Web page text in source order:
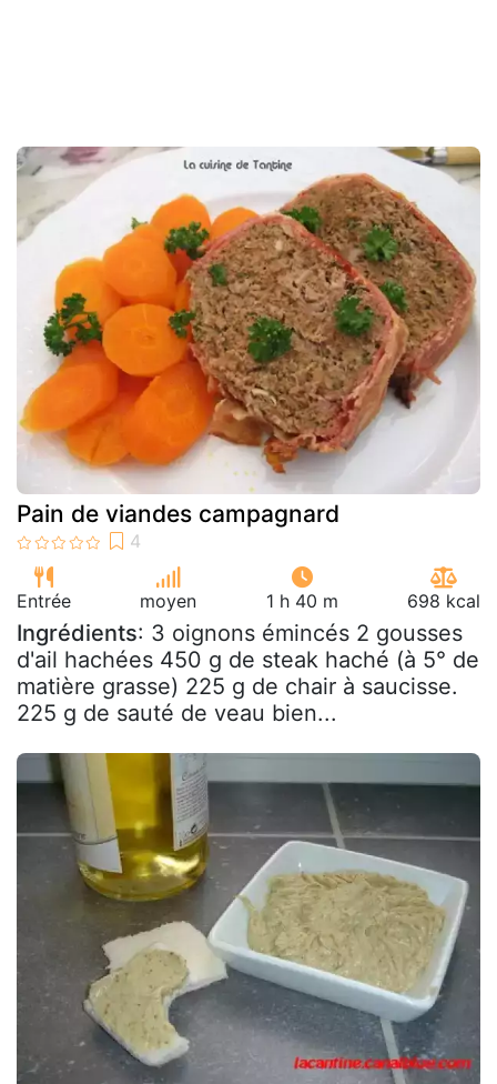
Pain de viandes campagnard
Entrée moyen 1 h 40 m 698 kcal
Ingrédients: 3 oignons émincés 2 gousses
d'ail hachées 450 g de steak haché (à 5° de
matière grasse) 225 g de chair à saucisse.
225 g de sauté de veau bien...